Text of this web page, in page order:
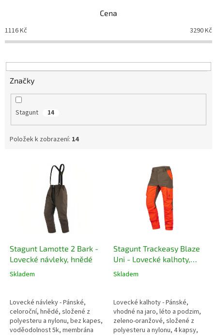
p
r
o
u
Cena
1116Kč 3290Kč
Značky
Stagunt 14
Položek k zobrazení: 14
Stagunt Lamotte 2 Bark -
Lovecké návleky, hnědé
Skladem
Lovecké návleky - Pánské,
celoroční, hnědé, složené z
polyesteru a nylonu, bez kapes,
voděodolnost 5k, membrána
Stagunt Trackeasy Blaze
Uni - Lovecké kalhoty,
zeleno-oranžové
Skladem
Lovecké kalhoty - Pánské,
vhodné na jaro, léto a podzim,
zeleno-oranžové, složené z
polyesteru a nylonu, 4 kapsy,